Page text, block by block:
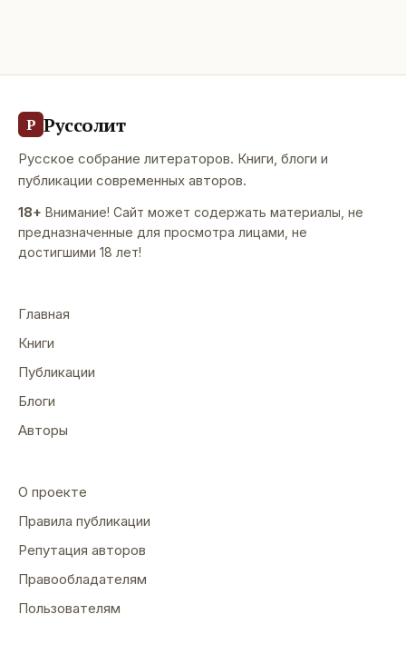
Р Руссолит
Русское собрание литераторов. Книги, блоги и
публикации современных авторов.
18+ Внимание! Сайт может содержать материалы, не
предназначенные для просмотра лицами, не
достигшими 18 лет!
Главная
Книги
Публикации
Блоги
Авторы
О проекте
Правила публикации
Репутация авторов
Правообладателям
Пользователям